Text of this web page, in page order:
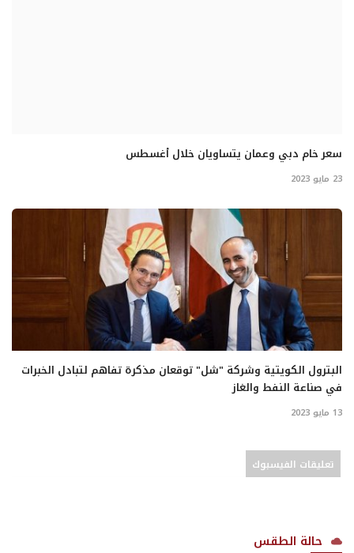
سعر خام دبي وعمان يتساويان خلال أغسطس
23 مايو 2023
البترول الكويتية وشركة "شل" توقعان مذكرة تفاهم لتبادل الخبرات
في صناعة النفط والغاز
13 مايو 2023
تعليقات الفيسبوك
حالة الطقس